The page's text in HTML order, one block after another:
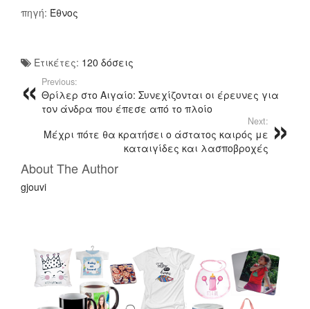
πηγή: Έθνος
Ετικέτες: 120 δόσεις
Previous:
Θρίλερ στο Αιγαίο: Συνεχίζονται οι έρευνες για
τον άνδρα που έπεσε από το πλοίο
Next:
Μέχρι πότε θα κρατήσει ο άστατος καιρός με
καταιγίδες και λασποβροχές
About The Author
gjouvi